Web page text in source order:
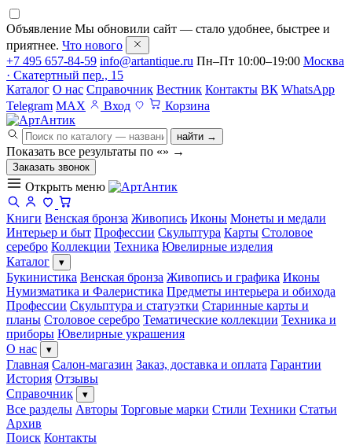
Объявление Мы обновили сайт — стало удобнее, быстрее и
приятнее. Что нового
+7 495 657-84-59 info@artantique.ru Пн–Пт 10:00–19:00 Москва
· Скатертный пер., 15
Каталог О нас Справочник Вестник Контакты ВК WhatsApp
Telegram MAX Вход Корзина
найти →
Показать все результаты по «» →
Заказать звонок
Открыть меню
Книги Венская бронза Живопись Иконы Монеты и медали
Интерьер и быт Профессии Скульптура Карты Столовое
серебро Коллекции Техника Ювелирные изделия
Каталог
▾
Букинистика Венская бронза Живопись и графика Иконы
Нумизматика и Фалеристика Предметы интерьера и обихода
Профессии Скульптура и статуэтки Старинные карты и
планы Столовое серебро Тематические коллекции Техника и
приборы Ювелирные украшения
О нас
▾
Главная Салон-магазин Заказ, доставка и оплата Гарантии
История Отзывы
Справочник
▾
Все разделы Авторы Торговые марки Стили Техники Статьи
Архив
Поиск Контакты